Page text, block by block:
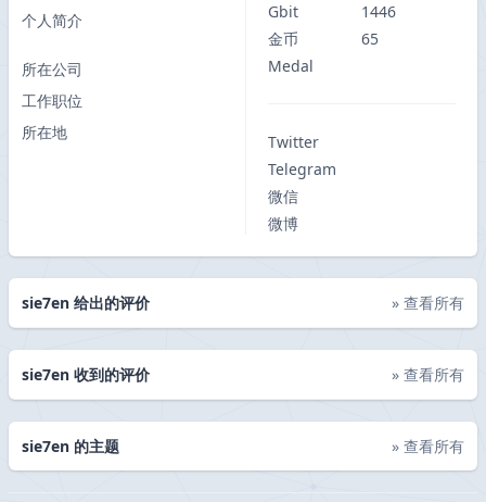
个人简介
所在公司
工作职位
所在地
Gbit
1446
金币
65
Medal
Twitter
Telegram
微信
微博
sie7en 给出的评价 » 查看所有
sie7en 收到的评价 » 查看所有
sie7en 的主题 » 查看所有